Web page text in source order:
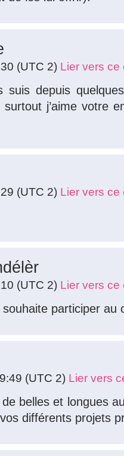
(UTC 2) Lier vers ce
suis depuis
j’aime votre
(UTC 2) Lier vers ce
(UTC 2) Lier vers ce
souhaite participer au
(UTC 2) Lier vers
belles et longues
différents projets